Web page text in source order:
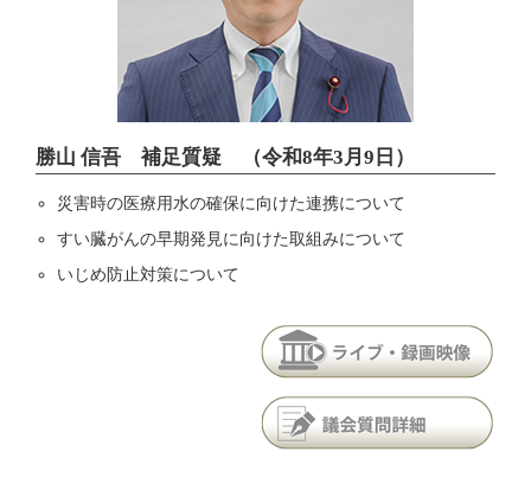
勝山 信吾 補足質疑 （令和8年3月9日）
災害時の医療用水の確保に向けた連携について
すい臓がんの早期発見に向けた取組みについて
いじめ防止対策について